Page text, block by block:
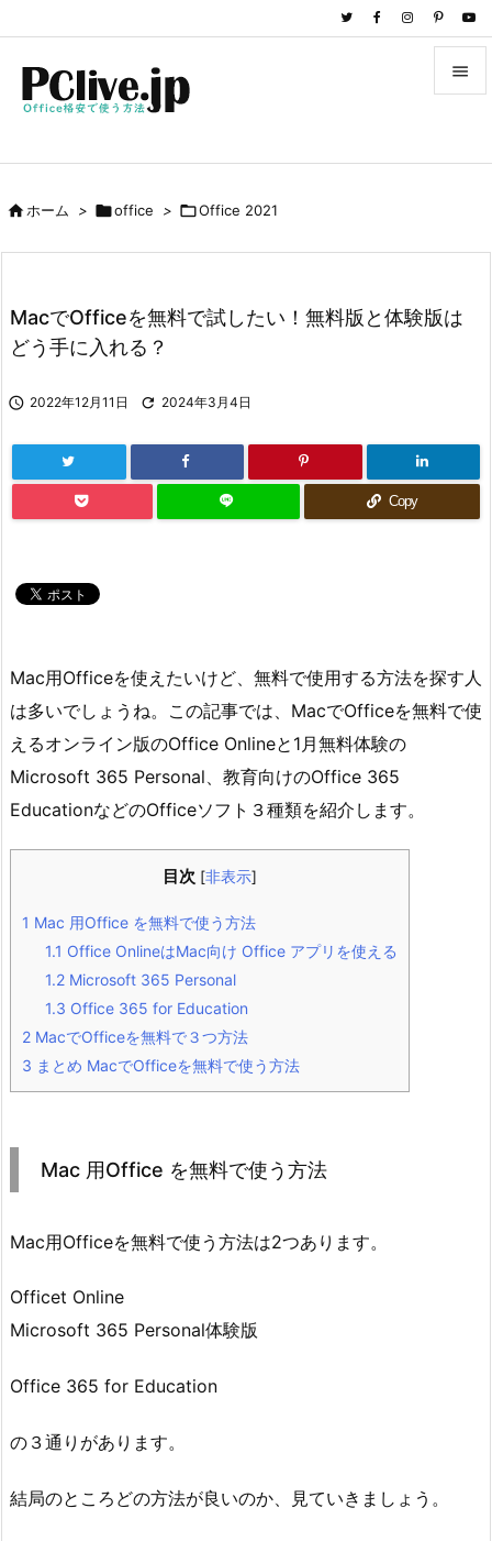

前へ
次へ
ホーム > office > Office 2021
MacでOfficeを無料で試したい！無料版と体験版は
どう手に入れる？
 2022年12月11日  2024年3月4日
Copy
Mac用Officeを使えたいけど、無料で使用する方法を探す人
は多いでしょうね。この記事では、MacでOfficeを無料で使
えるオンライン版のOffice Onlineと1月無料体験の
Microsoft 365 Personal、教育向けのOffice 365
EducationなどのOfficeソフト３種類を紹介します。
目次 [非表示]
1 Mac 用Office を無料で使う方法
1.1 Office OnlineはMac向け Office アプリを使える
1.2 Microsoft 365 Personal
1.3 Office 365 for Education
2 MacでOfficeを無料で３つ方法
3 まとめ MacでOfficeを無料で使う方法
Mac 用Office を無料で使う方法
Mac用Officeを無料で使う方法は2つあります。
Officet Online
Microsoft 365 Personal体験版
Office 365 for Education
の３通りがあります。
結局のところどの方法が良いのか、見ていきましょう。